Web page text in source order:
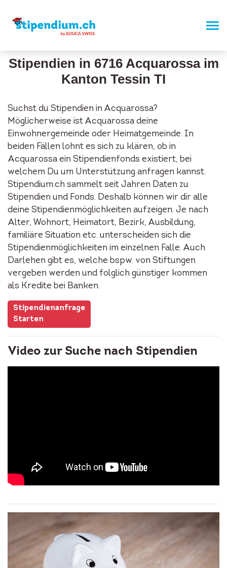
Stipendien in 6716 Acquarossa im
Kanton Tessin TI
Suchst du Stipendien in Acquarossa?
Möglicherweise ist Acquarossa deine
Einwohnergemeinde oder Heimatgemeinde. In
beiden Fällen lohnt es sich zu klären, ob in
Acquarossa ein Stipendienfonds existiert, bei
welchem Du um Unterstützung anfragen kannst.
Stipendium.ch sammelt seit Jahren Daten zu
Stipendien und Fonds. Deshalb können wir dir alle
deine Stipendienmöglichkeiten aufzeigen. Je nach
Alter, Wohnort, Heimatort, Bezirk, Ausbildung,
familiäre Situation etc. unterscheiden sich die
Stipendienmöglichkeiten im einzelnen Falle. Auch
Darlehen gibt es, welche bspw. von Stiftungen
vergeben werden und folglich günstiger kommen
als Kredite bei Banken.
Stipendienanfrage
Starten
Video zur Suche nach Stipendien